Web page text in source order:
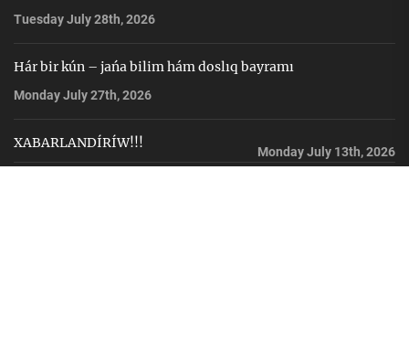
Tuesday July 28th, 2026
Hár bir kún – jańa bilim hám doslıq bayramı
Monday July 27th, 2026
XABARLANDÍRÍW!!!
Monday July 13th, 2026